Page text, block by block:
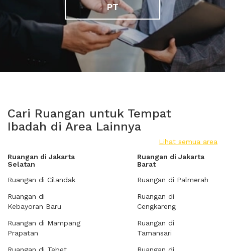
PT
Cari Ruangan untuk Tempat
Ibadah di Area Lainnya
Lihat semua area
Ruangan di Jakarta
Selatan
Ruangan di Cilandak
Ruangan di
Kebayoran Baru
Ruangan di Mampang
Prapatan
Ruangan di Jakarta
Barat
Ruangan di Palmerah
Ruangan di
Cengkareng
Ruangan di
Tamansari